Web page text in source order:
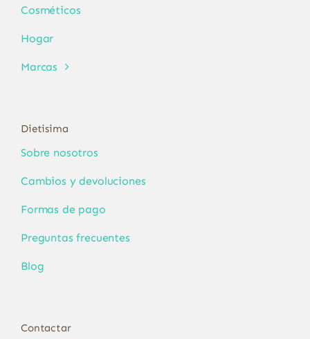
Cosméticos
Hogar
Marcas
Dietisima
Sobre nosotros
Cambios y devoluciones
Formas de pago
Preguntas frecuentes
Blog
Contactar